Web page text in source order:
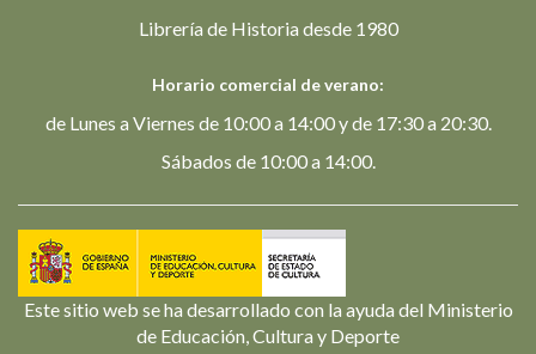
Librería de Historia desde 1980
Horario comercial de verano:
de Lunes a Viernes de 10:00 a 14:00 y de 17:30 a 20:30.
Sábados de 10:00 a 14:00.
Este sitio web se ha desarrollado con la ayuda del Ministerio
de Educación, Cultura y Deporte